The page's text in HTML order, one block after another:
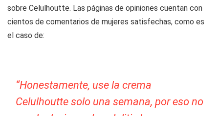
sobre Celulhoutte. Las páginas de opiniones cuentan con
cientos de comentarios de mujeres satisfechas, como es
el caso de:
“Honestamente, use la crema
Celulhoutte solo una semana, por eso no